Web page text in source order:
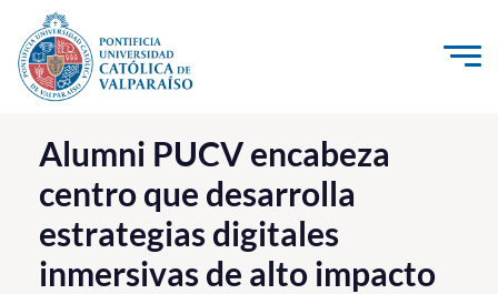
Click acá para ir directamente al contenido
La Universidad
Investigación, Creación e Innovación
PUCV Internacional
Vinculación con el Medio
Alumni PUCV encabeza
centro que desarrolla
estrategias digitales
inmersivas de alto impacto